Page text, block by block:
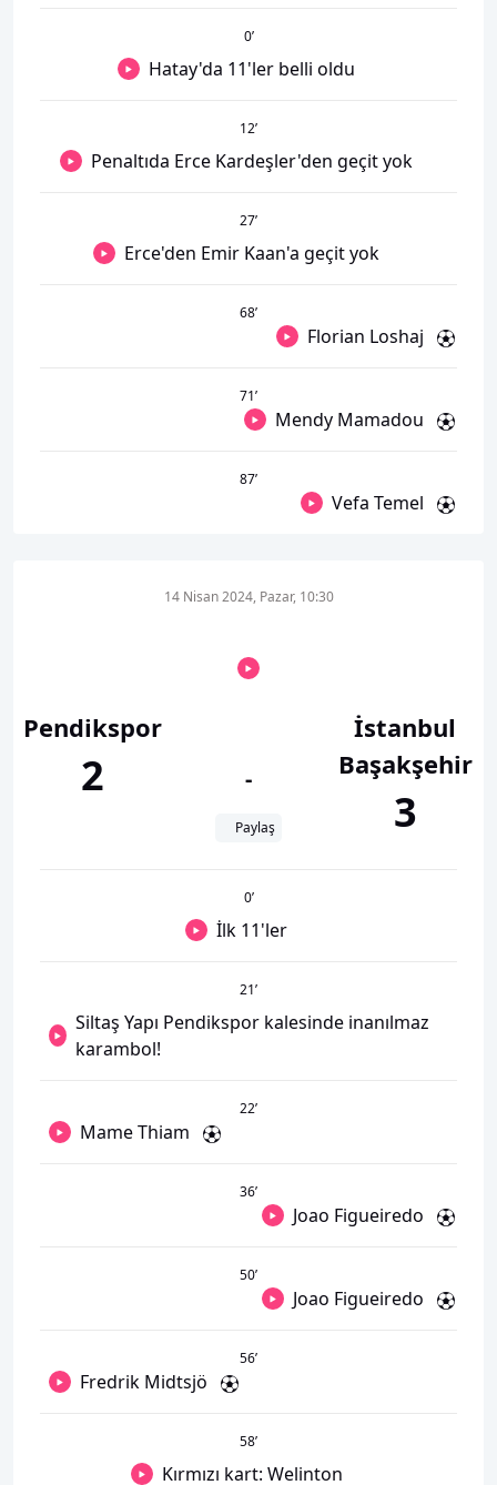
0’
Hatay'da 11'ler belli oldu
12’
Penaltıda Erce Kardeşler'den geçit yok
27’
Erce'den Emir Kaan'a geçit yok
68’
Florian Loshaj
71’
Mendy Mamadou
87’
Vefa Temel
Pendikspor
2
14 Nisan 2024, Pazar, 10:30
-
Paylaş
İstanbul
Başakşehir
3
0’
İlk 11'ler
21’
Siltaş Yapı Pendikspor kalesinde inanılmaz
karambol!
22’
Mame Thiam
36’
Joao Figueiredo
50’
Joao Figueiredo
56’
Fredrik Midtsjö
58’
Kırmızı kart: Welinton